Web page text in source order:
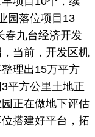
园落位项目13
春九台经济开发
当前，开发区机
理出15万平方
平方公里土地正
正在做地下评估
搭建好平台，拓